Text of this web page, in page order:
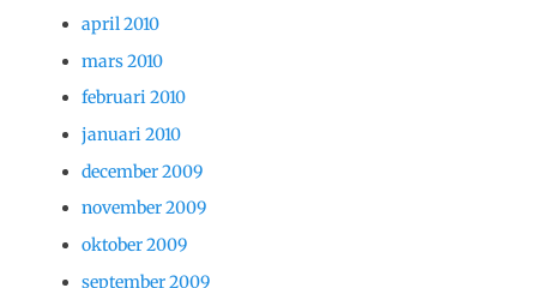
april 2010
mars 2010
februari 2010
januari 2010
december 2009
november 2009
oktober 2009
september 2009